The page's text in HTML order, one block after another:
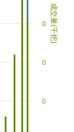
成交量(千把)
0
0
0